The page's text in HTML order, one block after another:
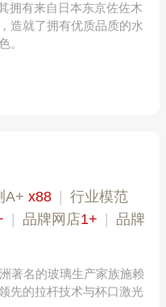
拥有来自日本东京佐佐木
造就了拥有优质品质的水
。
A+ x88
行业模范
品牌网店1+
品牌
著名的玻璃生产家族施赖
先的拉杆技术与杯口激光